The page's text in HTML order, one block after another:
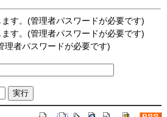
す。(管理者パスワードが必要です)
す。(管理者パスワードが必要です)
理者パスワードが必要です)